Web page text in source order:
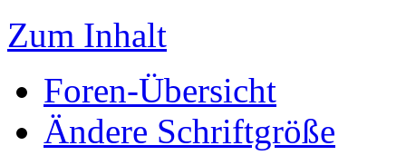
Zum Inhalt
Foren-Übersicht
Ändere Schriftgröße